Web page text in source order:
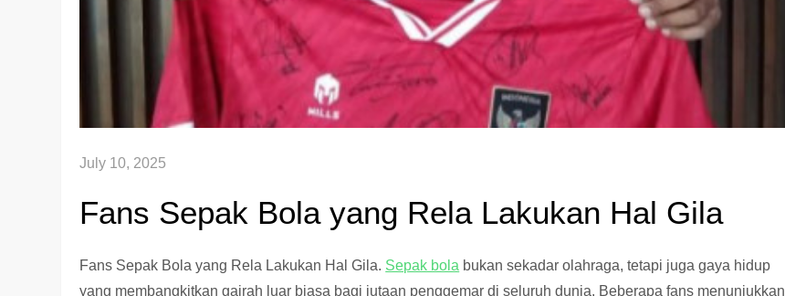
July 10, 2025
Fans Sepak Bola yang Rela Lakukan Hal Gila
Fans Sepak Bola yang Rela Lakukan Hal Gila. Sepak bola bukan sekadar olahraga, tetapi juga gaya hidup
yang membangkitkan gairah luar biasa bagi jutaan penggemar di seluruh dunia. Beberapa fans menunjukkan